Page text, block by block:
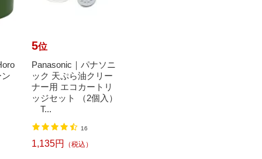
5位
Panasonic｜パナソニ
ック 天ぷら油クリー
ナー用 エコカートリ
ッジセット （2個入）
T...
16
1,135円 （税込）